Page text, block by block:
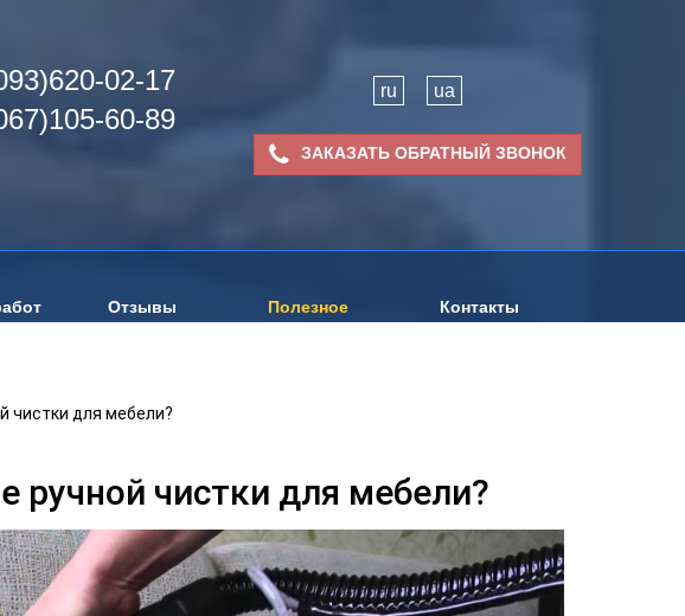
02-17
60-89
ru ua
ЗАКАЗАТЬ ОБРАТНЫЙ ЗВОНОК
Отзывы Полезное Контакты
чистки для мебели?
ручной чистки для мебели?